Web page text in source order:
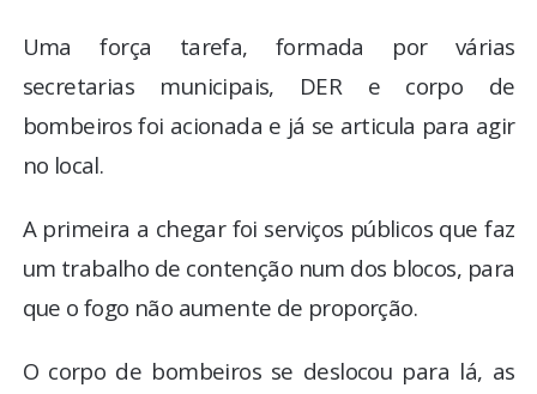
Uma força tarefa, formada por várias
secretarias municipais, DER e corpo de
bombeiros foi acionada e já se articula para agir
no local.
A primeira a chegar foi serviços públicos que faz
um trabalho de contenção num dos blocos, para
que o fogo não aumente de proporção.
O corpo de bombeiros se deslocou para lá, as